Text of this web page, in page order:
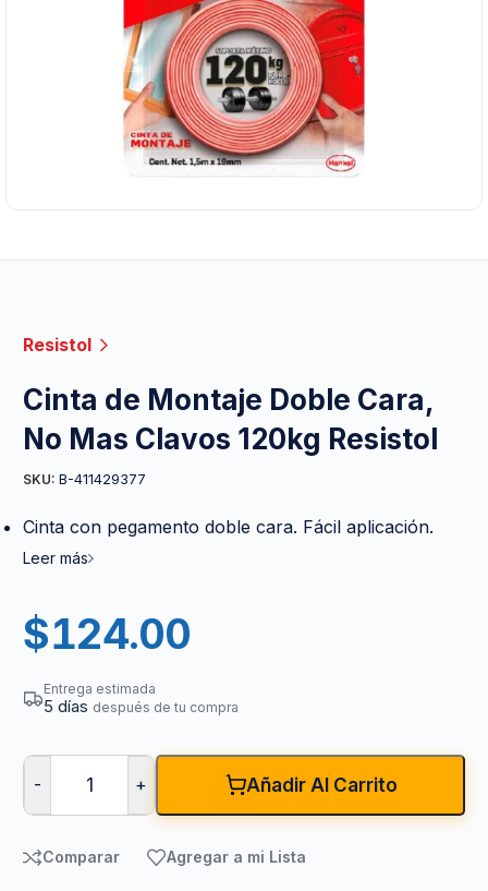
Resistol
Cinta de Montaje Doble Cara,
No Mas Clavos 120kg Resistol
SKU: B-411429377
Cinta con pegamento doble cara. Fácil aplicación.
Leer más
$124.00
Entrega estimada
5 días después de tu compra
- + Añadir Al Carrito
Comparar Agregar a mi Lista